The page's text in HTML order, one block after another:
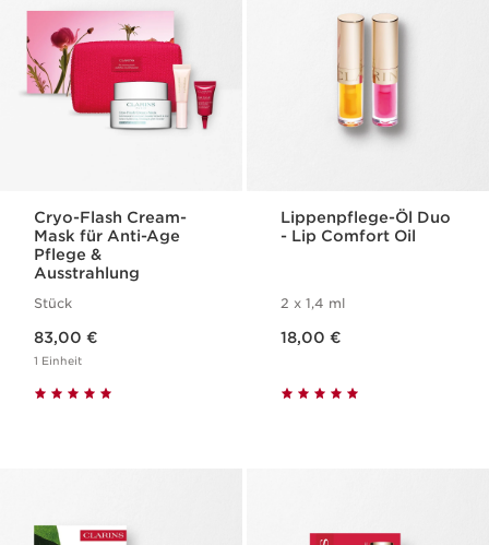
Cryo-Flash Cream-
Mask für Anti-Age
Pflege &
Ausstrahlung
Stück
83,00 €
1 Einheit
Lippenpflege-Öl Duo
- Lip Comfort Oil
2 x 1,4 ml
18,00 €